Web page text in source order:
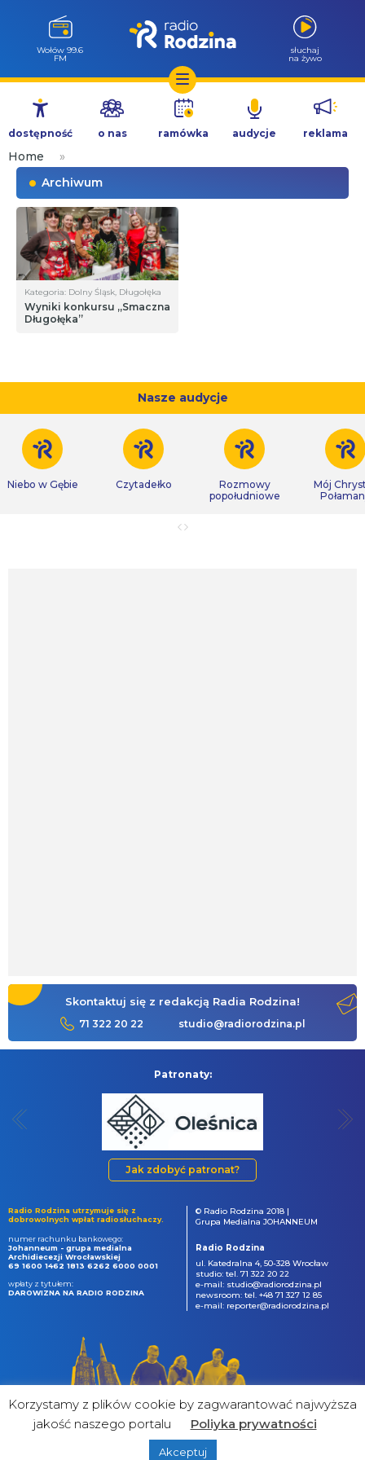
Przejdź
treści
Wołów 99.6
FM
słuchaj
na żywo
dostępność o nas ramówka audycje reklama
Home
»
Archiwum
Kategoria: Dolny Śląsk, Długołęka
Wyniki konkursu „Smaczna
Długołęka”
Nasze audycje
Niebo w Gębie Czytadełko
Rozmowy
popołudniowe
Mój
Skontaktuj się z redakcją Radia Rodzina!
71 322 20 22 studio@radiorodzina.pl
Patronaty:
Jak zdobyć patronat?
Radio Rodzina utrzymuje się z
dobrowolnych wpłat radiosłuchaczy.
numer rachunku bankowego:
Johanneum - grupa medialna
Archidiecezji Wrocławskiej
69 1600 1462 1813 6262 6000 0001
wpłaty z tytułem:
DAROWIZNA NA RADIO RODZINA
© Radio Rodzina 2018 |
Grupa Medialna JOHANNEUM
Radio Rodzina
ul. Katedralna 4, 50-328 Wrocław
studio: tel. 71 322 20 22
e-mail: studio@radiorodzina.pl
newsroom: tel. +48 71 327 12 85
e-mail: reporter@radiorodzina.pl
&
Korzystamy z plików cookie by zagwarantować najwyższa
jakość naszego portalu
Poliyka prywatności
Akceptuj